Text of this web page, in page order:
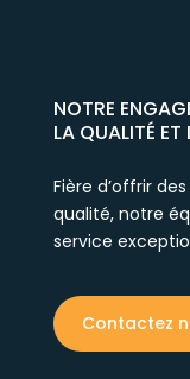
NOTRE
LA QUALITÉ ET
Fière d’offrir
qualité, notre
service
Contactez